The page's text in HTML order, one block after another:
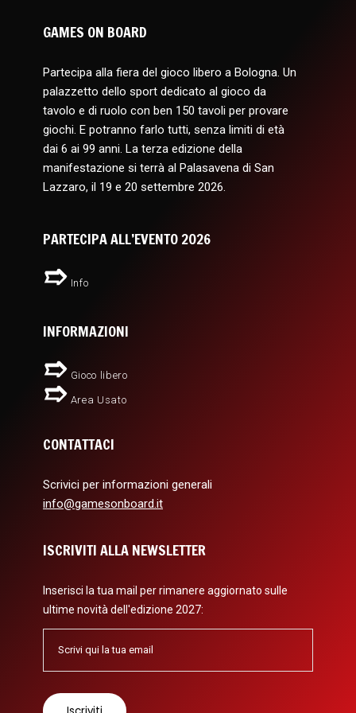
GAMES ON BOARD
Partecipa alla fiera del gioco libero a Bologna. Un
palazzetto dello sport dedicato al gioco da
tavolo e di ruolo con ben 150 tavoli per provare
giochi. E potranno farlo tutti, senza limiti di età
dai 6 ai 99 anni. La terza edizione della
manifestazione si terrà al Palasavena di San
Lazzaro, il 19 e 20 settembre 2026.
PARTECIPA ALL’EVENTO 2026
Info
INFORMAZIONI
Gioco libero
Area Usato
CONTATTACI
Scrivici per informazioni generali
info@gamesonboard.it
ISCRIVITI ALLA NEWSLETTER
Inserisci la tua mail per rimanere aggiornato sulle
ultime novità dell'edizione 2027: